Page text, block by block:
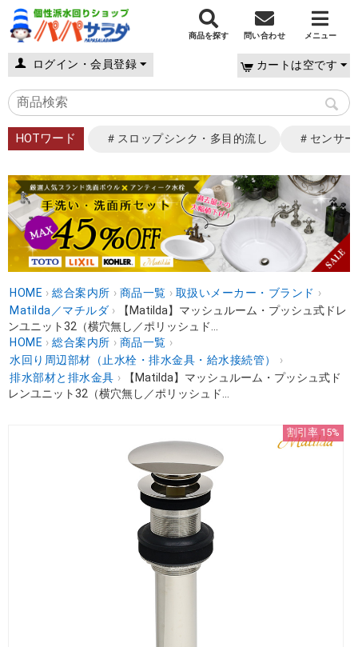
商品を探す 問い合わせ メニュー
ログイン・会員登録 カートは空です
HOTワード ＃スロップシンク・多目的流し ＃センサ
HOME › 総合案内所 › 商品一覧 › 取扱いメーカー・ブランド ›
Matilda／マチルダ ›
【Matilda】マッシュルーム・プッシュ式ドレ
ンユニット32（横穴無し／ポリッシュド...
HOME › 総合案内所 › 商品一覧 ›
水回り周辺部材（止水栓・排水金具・給水接続管）
›
排水部材と排水金具 ›
【Matilda】マッシュルーム・プッシュ式ド
レンユニット32（横穴無し／ポリッシュド...
割引率 15%